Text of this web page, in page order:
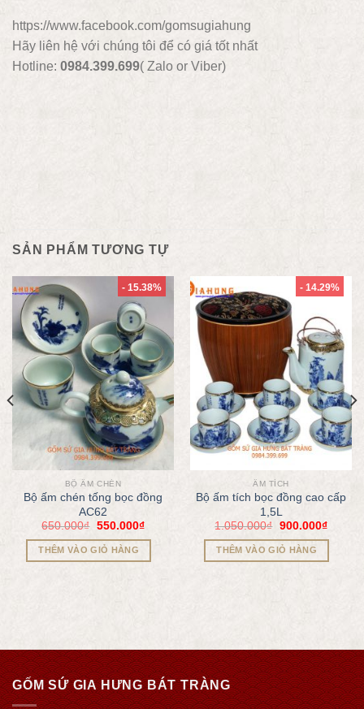
https://www.facebook.com/gomsugiahung
Hãy liên hệ với chúng tôi để có giá tốt nhất
Hotline: 0984.399.699( Zalo or Viber)
SẢN PHẨM TƯƠNG TỰ
- 15.38%
BỘ ẤM CHÉN
Bộ ấm chén tống bọc đồng
AC62
650.000₫ 550.000₫
THÊM VÀO GIỎ HÀNG
- 14.29%
ẤM TÍCH
Bộ ấm tích bọc đồng cao cấp
1,5L
1.050.000₫ 900.000₫
THÊM VÀO GIỎ HÀNG
GỐM SỨ GIA HƯNG BÁT TRÀNG